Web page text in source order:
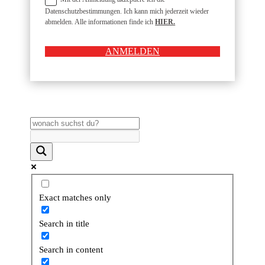
Datenschutzbestimmungen. Ich kann mich jederzeit wieder
abmelden. Alle informationen finde ichHIER.
ANMELDEN
Exact matches only
Search in title
Search in content